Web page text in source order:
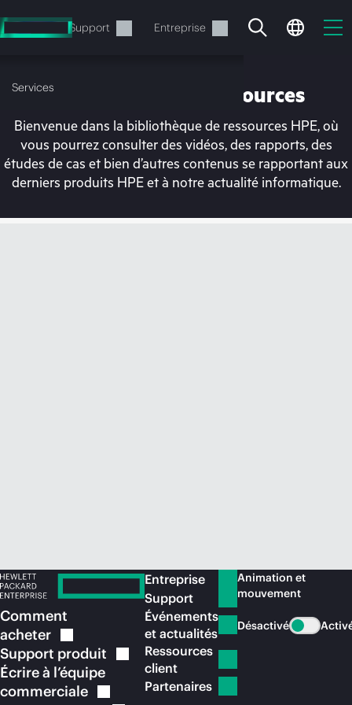
au
contenu
Support Entreprise
Services
Votre panier est
Bibliothèque de ressources
Bienvenue dans la bibliothèque de ressources HPE, où
vous pourrez consulter des vidéos, des rapports, des
études de cas et bien d’autres contenus se rapportant aux
derniers produits HPE et à notre actualité informatique.
Comment
acheter
Support produit
Écrire à l’équipe
commerciale
Entreprise
Support
Événements
et actualités
Ressources
client
Partenaires
Animation et
mouvement
Désactivé